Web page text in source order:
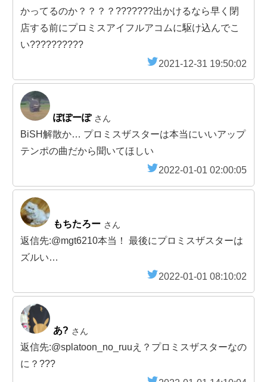
かってるのか？？？？???????出かけるなら早く閉
店する前にプロミスアイフルアコムに駆け込んでこ
い??????????
2021-12-31 19:50:02
ぽぽーぽ さん
BiSH解散か… プロミスザスターは本当にいいアップ
テンポの曲だから聞いてほしい
2022-01-01 02:00:05
もちたろー さん
返信先:@mgt6210本当！ 最後にプロミスザスターは
ズルい…
2022-01-01 08:10:02
あ? さん
返信先:@splatoon_no_ruuえ？プロミスザスターなの
に？???